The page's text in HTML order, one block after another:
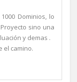
Dominios, lo
sino una
y demas .
el camino.